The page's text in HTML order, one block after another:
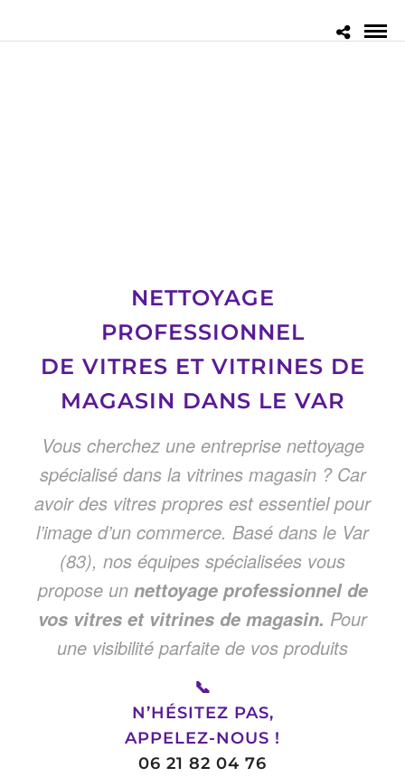
NETTOYAGE
PROFESSIONNEL
DE VITRES ET VITRINES DE
MAGASIN DANS LE VAR
Vous cherchez une entreprise nettoyage
spécialisé dans la vitrines magasin ? Car
avoir des vitres propres est essentiel pour
l’image d’un commerce. Basé dans le Var
(83), nos équipes spécialisées vous
propose un nettoyage professionnel de
vos vitres et vitrines de magasin. Pour
une visibilité parfaite de vos produits
📞
N’HÉSITEZ PAS,
APPELEZ-NOUS !
06 21 82 04 76